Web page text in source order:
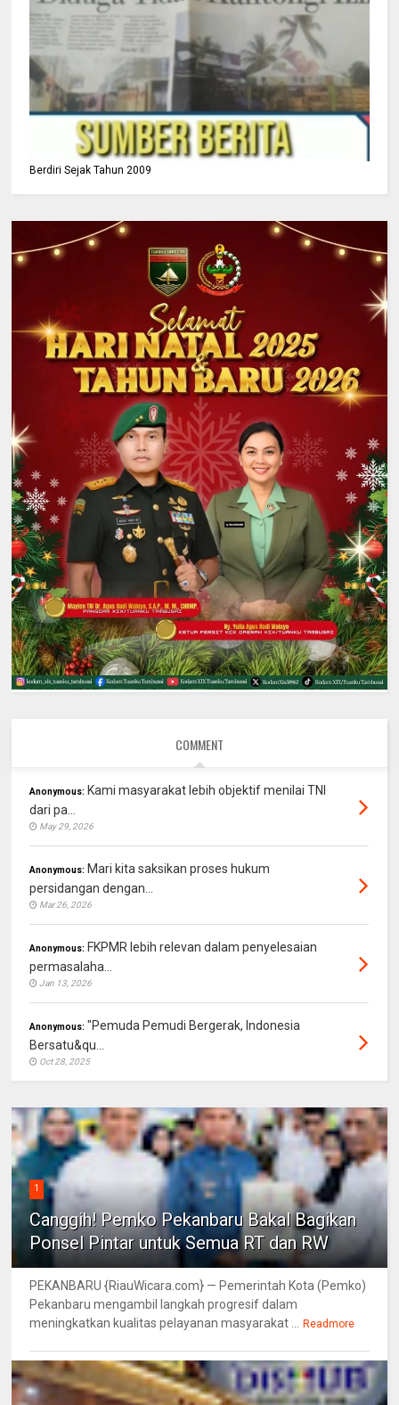
Berdiri Sejak Tahun 2009
COMMENT
Anonymous: Kami masyarakat lebih objektif menilai TNI
dari pa...
May 29, 2026
Anonymous: Mari kita saksikan proses hukum
persidangan dengan...
Mar 26, 2026
Anonymous: FKPMR lebih relevan dalam penyelesaian
permasalaha...
Jan 13, 2026
Anonymous: "Pemuda Pemudi Bergerak, Indonesia
Bersatu&qu...
Oct 28, 2025
1
Canggih! Pemko Pekanbaru Bakal Bagikan
Ponsel Pintar untuk Semua RT dan RW
PEKANBARU {RiauWicara.com} — Pemerintah Kota (Pemko)
Pekanbaru mengambil langkah progresif dalam
meningkatkan kualitas pelayanan masyarakat ...
Readmore